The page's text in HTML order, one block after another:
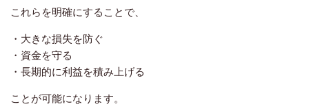
これらを明確にすることで、
・大きな損失を防ぐ
・資金を守る
・長期的に利益を積み上げる
ことが可能になります。